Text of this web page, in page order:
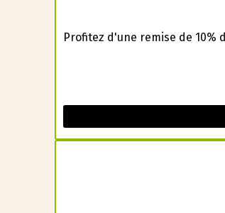
Profitez d'une remise de 10%